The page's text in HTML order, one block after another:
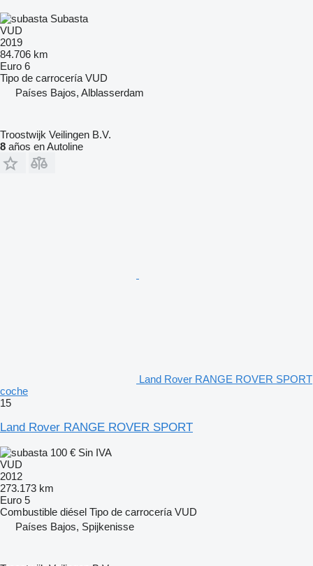
Subasta
VUD
2019
84.706 km
Euro 6
Tipo de carrocería VUD
Países Bajos, Alblasserdam
Troostwijk Veilingen B.V.
8 años en Autoline
Land Rover RANGE ROVER SPORT
coche
15
Land Rover RANGE ROVER SPORT
100 € Sin IVA
VUD
2012
273.173 km
Euro 5
Combustible diésel Tipo de carrocería VUD
Países Bajos, Spijkenisse